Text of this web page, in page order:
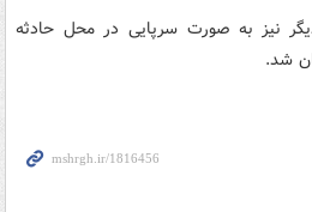
نیز به صورت سرپایی در محل حادثه
شد.